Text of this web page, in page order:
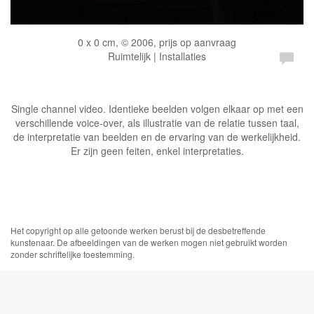
0 x 0 cm, © 2006, prijs op aanvraag
Ruimtelijk | Installaties
Single channel video. Identieke beelden volgen elkaar op met een
verschillende voice-over, als illustratie van de relatie tussen taal,
de interpretatie van beelden en de ervaring van de werkelijkheid.
Er zijn geen feiten, enkel interpretaties.
Het copyright op alle getoonde werken berust bij de desbetreffende
kunstenaar. De afbeeldingen van de werken mogen niet gebruikt worden
zonder schriftelijke toestemming.